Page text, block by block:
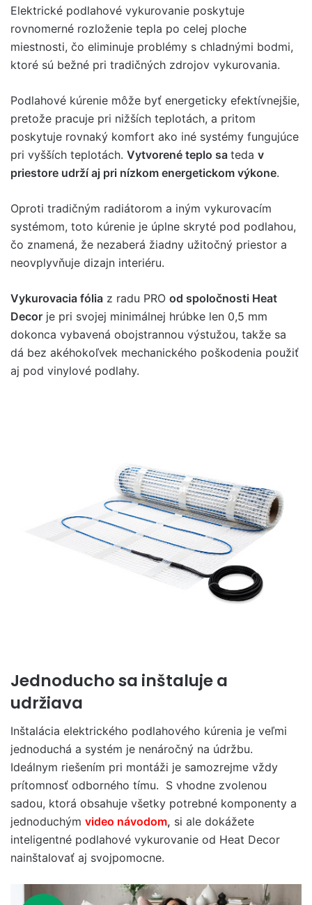
Elektrické podlahové vykurovanie poskytuje
rovnomerné rozloženie tepla po celej ploche
miestnosti, čo eliminuje problémy s chladnými bodmi,
ktoré sú bežné pri tradičných zdrojov vykurovania.
Podlahové kúrenie môže byť energeticky efektívnejšie,
pretože pracuje pri nižších teplotách, a pritom
poskytuje rovnaký komfort ako iné systémy fungujúce
pri vyšších teplotách. Vytvorené teplo sa teda v
priestore udrží aj pri nízkom energetickom výkone.
Oproti tradičným radiátorom a iným vykurovacím
systémom, toto kúrenie je úplne skryté pod podlahou,
čo znamená, že nezaberá žiadny užitočný priestor a
neovplyvňuje dizajn interiéru.
Vykurovacia fólia z radu PRO od spoločnosti Heat
Decor je pri svojej minimálnej hrúbke len 0,5 mm
dokonca vybavená obojstrannou výstužou, takže sa
dá bez akéhokoľvek mechanického poškodenia použiť
aj pod vinylové podlahy.
Jednoducho sa inštaluje a
udržiava
Inštalácia elektrického podlahového kúrenia je veľmi
jednoduchá a systém je nenáročný na údržbu.
Ideálnym riešením pri montáži je samozrejme vždy
prítomnosť odborného tímu. S vhodne zvolenou
sadou, ktorá obsahuje všetky potrebné komponenty a
jednoduchým video návodom, si ale dokážete
inteligentné podlahové vykurovanie od Heat Decor
nainštalovať aj svojpomocne.